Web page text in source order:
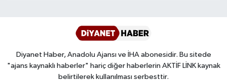
Diyanet Haber, Anadolu Ajansı ve İHA abonesidir. Bu sitede
"ajans kaynaklı haberler" hariç diğer haberlerin AKTİF LİNK kaynak
belirtilerek kullanılması serbesttir.
Elazığ Müftülüğü